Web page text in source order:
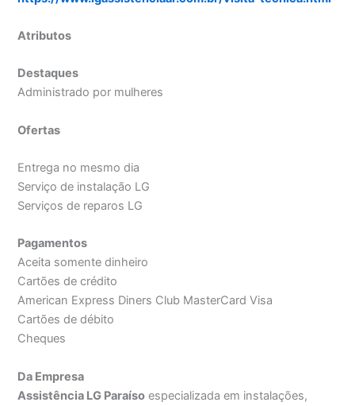
Atributos
Destaques
Administrado por mulheres
Ofertas
Entrega no mesmo dia
Serviço de instalação LG
Serviços de reparos LG
Pagamentos
Aceita somente dinheiro
Cartões de crédito
American Express Diners Club MasterCard Visa
Cartões de débito
Cheques
Da Empresa
Assistência LG Paraíso especializada em instalações,